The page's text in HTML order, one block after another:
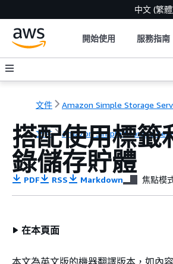
中文 (繁
開始使用 服務指南
文件 Amazon Simple Storage
文件 Amazon Simple Storage
搭配使用標籤
錄儲存貯體
PDF RSS Markdown 焦點模
在本頁面
本文為英文版的機器翻譯版本，如內